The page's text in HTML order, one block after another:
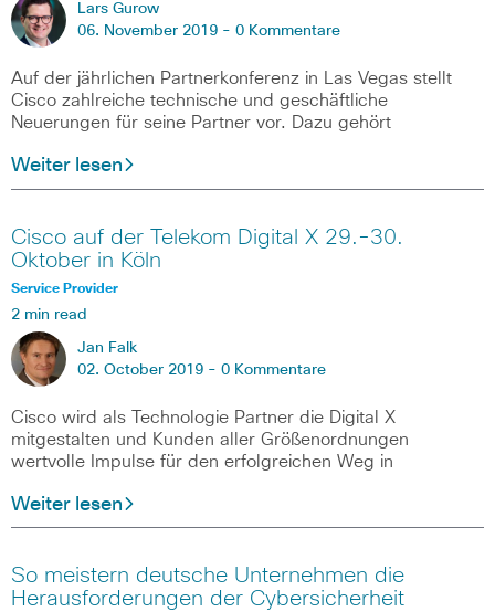
Lars Gurow
06. November 2019 - 0 Kommentare
Auf der jährlichen Partnerkonferenz in Las Vegas stellt
Cisco zahlreiche technische und geschäftliche
Neuerungen für seine Partner vor. Dazu gehört
Weiter lesen
Cisco auf der Telekom Digital X 29.-30.
Oktober in Köln
Service Provider
2 min read
Jan Falk
02. October 2019 - 0 Kommentare
Cisco wird als Technologie Partner die Digital X
mitgestalten und Kunden aller Größenordnungen
wertvolle Impulse für den erfolgreichen Weg in
Weiter lesen
So meistern deutsche Unternehmen die
Herausforderungen der Cybersicherheit